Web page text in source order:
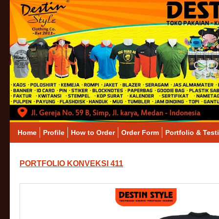
Home Profile How to Order Order Form Portfolio &
PORTFOLIO KONVEKSI 411